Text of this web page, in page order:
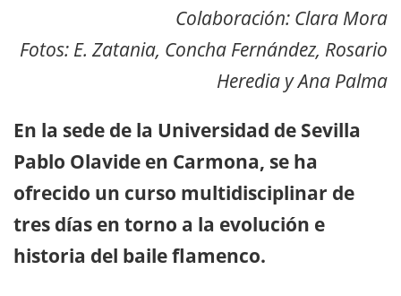
Colaboración: Clara Mora
Fotos: E. Zatania, Concha Fernández, Rosario
Heredia y Ana Palma
En la sede de la Universidad de Sevilla
Pablo Olavide en Carmona, se ha
ofrecido un curso multidisciplinar de
tres días en torno a la evolución e
historia del baile flamenco.